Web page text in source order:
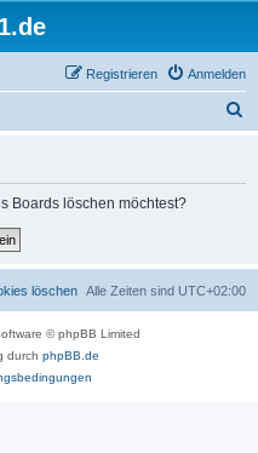
Anmelden
Registrieren
Boards löschen möchtest?
Alle Zeiten sind UTC+02:00
löschen
© phpBB Limited
durch phpBB.de